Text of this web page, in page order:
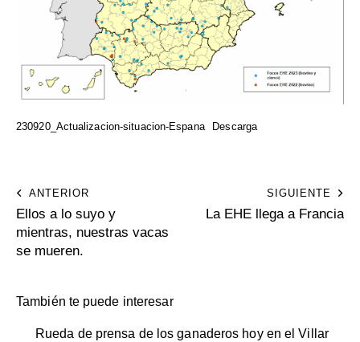
230920_Actualizacion-situacion-Espana Descarga
ANTERIOR
Ellos a lo suyo y
mientras, nuestras vacas
se mueren.
SIGUIENTE
La EHE llega a Francia
También te puede interesar
Rueda de prensa de los ganaderos hoy en el Villar